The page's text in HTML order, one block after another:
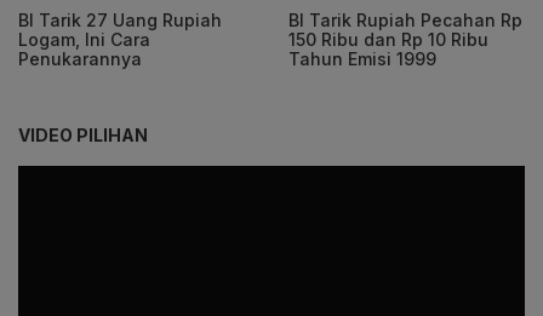
BI Tarik 27 Uang Rupiah
Logam, Ini Cara
Penukarannya
BI Tarik Rupiah Pecahan Rp
150 Ribu dan Rp 10 Ribu
Tahun Emisi 1999
VIDEO PILIHAN